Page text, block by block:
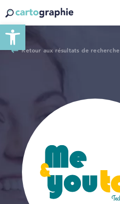
Ouvrir la barre d’outils
Retour aux résultats de recherche